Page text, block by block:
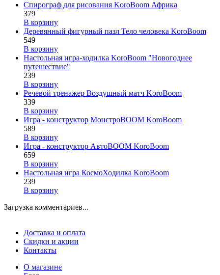
Спирограф для рисования KoroBoom Африка
379
В корзину
Деревянный фигурный пазл Тело человека KoroBoom
549
В корзину
Настольная игра-ходилка KoroBoom "Новогоднее
путешествие"
239
В корзину
Речевой тренажер Воздушный матч KoroBoom
339
В корзину
Игра - конструктор МонстроBOOM KoroBoom
589
В корзину
Игра - конструктор АвтоBOOM KoroBoom
659
В корзину
Настольная игра КосмоХодилка KoroBoom
239
В корзину
Загрузка комментариев...
Доставка и оплата
Скидки и акции
Контакты
О магазине